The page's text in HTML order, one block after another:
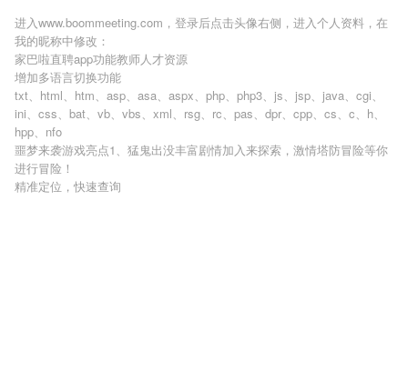
进入www.boommeeting.com，登录后点击头像右侧，进入个人资料，在
我的昵称中修改：
家巴啦直聘app功能教师人才资源
增加多语言切换功能
txt、html、htm、asp、asa、aspx、php、php3、js、jsp、java、cgi、
ini、css、bat、vb、vbs、xml、rsg、rc、pas、dpr、cpp、cs、c、h、
hpp、nfo
噩梦来袭游戏亮点1、猛鬼出没丰富剧情加入来探索，激情塔防冒险等你
进行冒险！
精准定位，快速查询